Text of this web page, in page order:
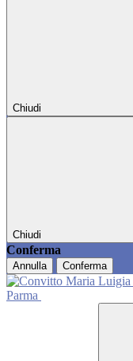
Chiudi
Chiudi
Conferma
Annulla Conferma
Parma